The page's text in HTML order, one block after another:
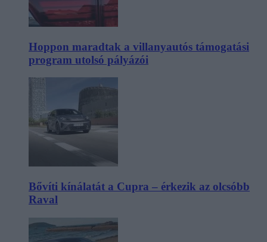
Hoppon maradtak a villanyautós támogatási
program utolsó pályázói
Bővíti kínálatát a Cupra – érkezik az olcsóbb
Raval